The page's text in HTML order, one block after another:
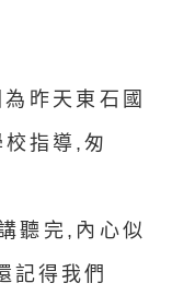
昨天東石國
指導,匆
聽完,內心似
記得我們